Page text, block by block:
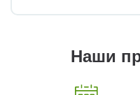
Наши